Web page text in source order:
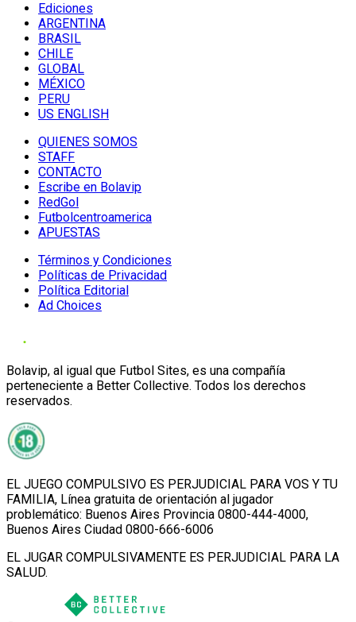
Ediciones
ARGENTINA
BRASIL
CHILE
GLOBAL
MÉXICO
PERU
US ENGLISH
QUIENES SOMOS
STAFF
CONTACTO
Escribe en Bolavip
RedGol
Futbolcentroamerica
APUESTAS
Términos y Condiciones
Políticas de Privacidad
Política Editorial
Ad Choices
Bolavip, al igual que Futbol Sites, es una compañía
perteneciente a Better Collective. Todos los derechos
reservados.
EL JUEGO COMPULSIVO ES PERJUDICIAL PARA VOS Y TU
FAMILIA, Línea gratuita de orientación al jugador
problemático: Buenos Aires Provincia 0800-444-4000,
Buenos Aires Ciudad 0800-666-6006
EL JUGAR COMPULSIVAMENTE ES PERJUDICIAL PARA LA
SALUD.